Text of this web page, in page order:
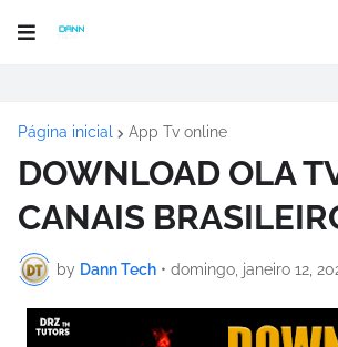
Página inicial App Tv online
DOWNLOAD OLA
CANAIS
by Dann Tech • domingo, janeiro 12,